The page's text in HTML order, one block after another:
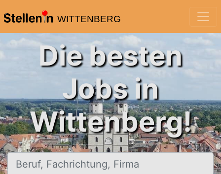
WITTENBERG
Die besten
Jobs in
Wittenberg!
Beruf, Fachrichtung, Firma